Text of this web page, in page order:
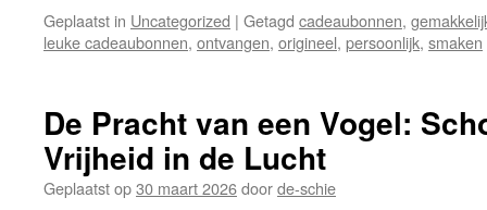
Geplaatst in Uncategorized | Getagd cadeaubonnen,
leuke cadeaubonnen, ontvangen, origineel, persoonlijk, smaken
De Pracht van een Vogel:
Vrijheid in de Lucht
Geplaatst op30 maart 2026doorde-schie